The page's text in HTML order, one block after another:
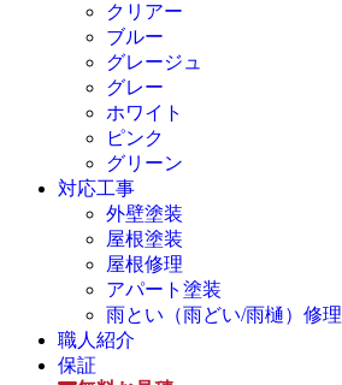
クリアー
ブルー
グレージュ
グレー
ホワイト
ピンク
グリーン
対応工事
外壁塗装
屋根塗装
屋根修理
アパート塗装
雨とい（雨どい/雨樋）修理
職人紹介
保証